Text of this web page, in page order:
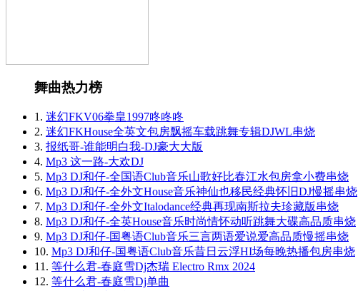
舞曲热力榜
1. 迷幻FKV06拳皇1997咚咚咚
2. 迷幻FKHouse全英文包房飘摇车载跳舞专辑DJWL串烧
3. 报纸哥-谁能明白我-DJ豪大大版
4. Mp3 这一路-大欢DJ
5. Mp3 DJ和仔-全国语Club音乐山歌好比春江水包房拿小费串烧
6. Mp3 DJ和仔-全外文House音乐神仙也移民经典怀旧DJ慢摇串烧
7. Mp3 DJ和仔-全外文Italodance经典再现南斯拉夫珍藏版串烧
8. Mp3 DJ和仔-全英House音乐时尚情怀动听跳舞大碟高品质串烧
9. Mp3 DJ和仔-国粤语Club音乐三言两语爱说爱高品质慢摇串烧
10. Mp3 DJ和仔-国粤语Club音乐昔日云浮HI场每晚热播包房串烧
11. 等什么君-春庭雪Dj杰瑞 Electro Rmx 2024
12. 等什么君-春庭雪Dj单曲